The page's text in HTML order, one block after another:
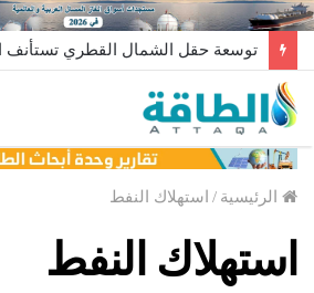
الرئيسية / استهلاك النفط
استهلاك النفط